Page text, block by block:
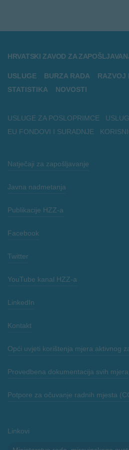
HRVATSKI ZAVOD ZA
USLUGE BURZA RADA
RAZVOJ
STATISTIKA
NOVOSTI
USLUGE ZA POSLOPRIMCE
EU FONDOVI I SURADNJE
Natječaji za zapošljavanje
Javna nadmetanja
Publikacije HZZ-a
Facebook
Twitter
YouTube kanal HZZ-a
LinkedIn
Kontakt
Opći uvjeti korištenja mjera aktivnog
Provedbena dokumentacija svih mjera
Potpore za očuvanje radnih mjesta
Linkovi